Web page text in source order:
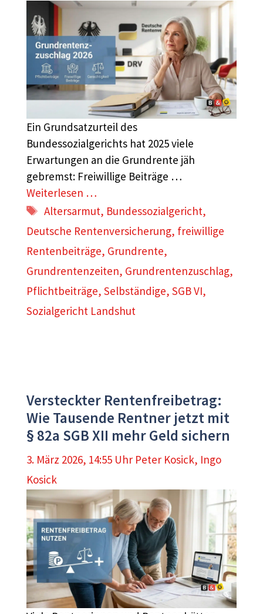
Ein Grundsatzurteil des
Bundessozialgerichts hat 2025 viele
Erwartungen an die Grundrente jäh
gebremst: Freiwillige Beiträge …
Weiterlesen …
Schlagwörter
Altersarmut, Bundessozialgericht,
Deutsche Rentenversicherung, freiwillige
Rentenbeiträge, Grundrente,
Grundrentenzeiten, Grundrentenzuschlag,
Pflichtbeiträge, Selbständige, SGB VI,
Sozialgericht Landshut
Versteckter Rentenfreibetrag:
Wie Tausende Rentner jetzt mit
§ 82a SGB XII mehr Geld sichern
3. März 2026, 14:55 Uhr Peter Kosick, Ingo
Kosick